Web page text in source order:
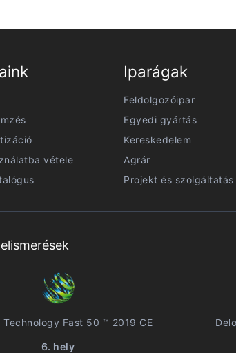
vétele
Iparágak
Feldolgozóipar
Egyedi gyártás
Kereskedelem
Agrár
Projekt és szolgáltatás
Technology Fast 50 ™ 2019 CE
6. hely